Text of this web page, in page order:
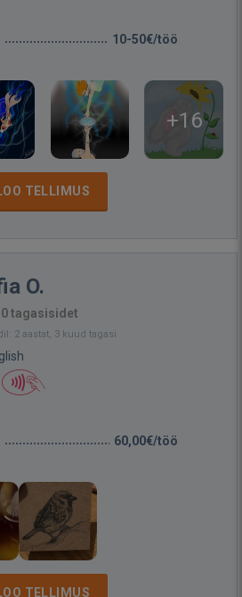
10-50€/töö
+16
TELLIMUS
O.
0 tagasisidet
2 aastat, 3 kuud tagasi
60,00€/töö
TELLIMUS